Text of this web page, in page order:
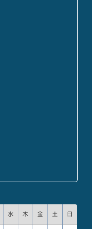
水 木 金 土 日